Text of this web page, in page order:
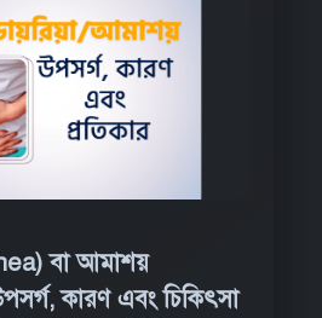
বা আমাশয়
কারণ এবং চিকিৎসা